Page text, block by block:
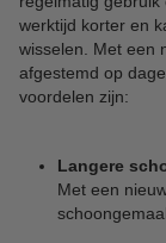
werktijd korter en
wisselen. Met een
afgestemd op
voordelen zijn:
Langere
Met een